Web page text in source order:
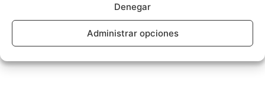
Denegar
Administrar opciones